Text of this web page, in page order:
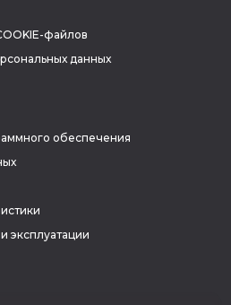
файлов
данных
обеспечения
эксплуатации